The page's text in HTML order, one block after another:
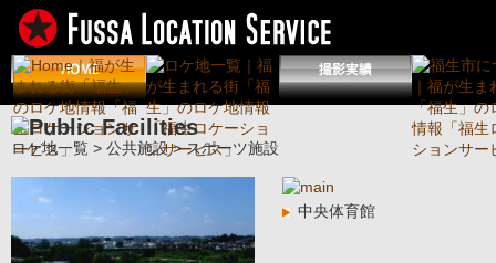
ロケ地一覧 > 公共施設> スポーツ施設
中央体育館